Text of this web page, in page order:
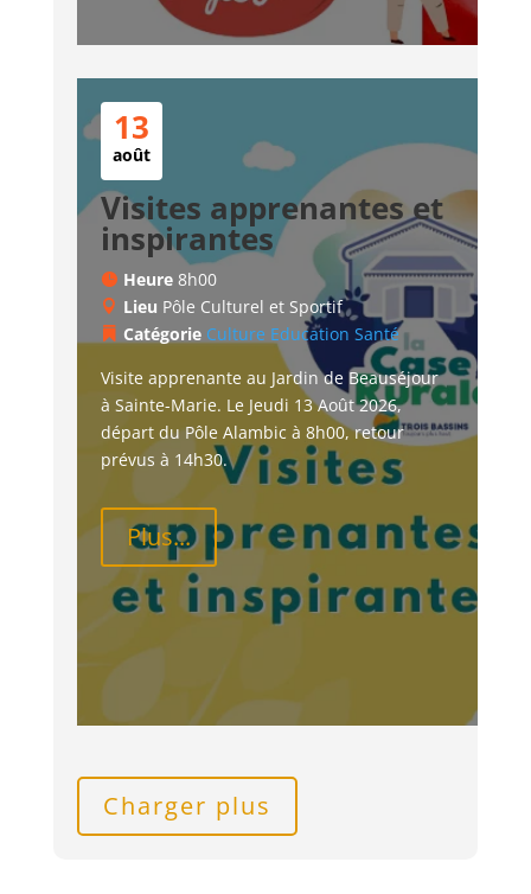
13
août
Visites apprenantes et
inspirantes
Heure 8h00
Lieu Pôle Culturel et Sportif
Catégorie Culture Education Santé
Visite apprenante au Jardin de Beauséjour
à Sainte-Marie. Le Jeudi 13 Août 2026,
départ du Pôle Alambic à 8h00, retour
prévus à 14h30.
Plus...
Charger plus